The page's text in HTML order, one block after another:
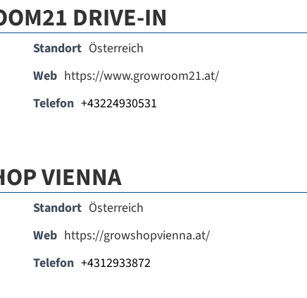
DRIVE-IN
Standort Österreich
Web https://www.growroom21.at/
Telefon +43224930531
VIENNA
Standort Österreich
Web https://growshopvienna.at/
Telefon +4312933872